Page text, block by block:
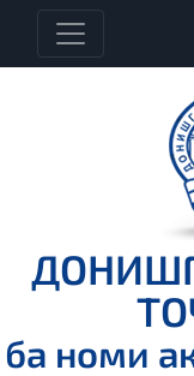
ба номи